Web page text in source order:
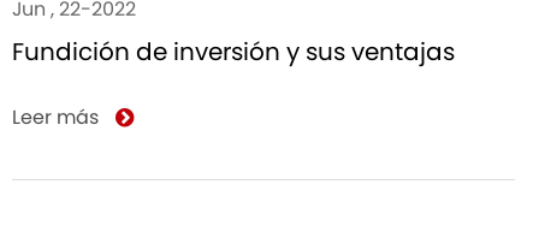
Jun , 22-2022
Fundición de inversión y sus ventajas
Leer más